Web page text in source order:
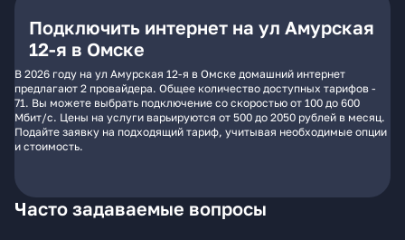
Подключить интернет на ул Амурская
12-я в Омске
В 2026 году на ул Амурская 12-я в Омске домашний интернет
предлагают 2 провайдера. Общее количество доступных тарифов -
71. Вы можете выбрать подключение со скоростью от 100 до 600
Мбит/с. Цены на услуги варьируются от 500 до 2050 рублей в месяц.
Подайте заявку на подходящий тариф, учитывая необходимые опции
и стоимость.
Часто задаваемые вопросы